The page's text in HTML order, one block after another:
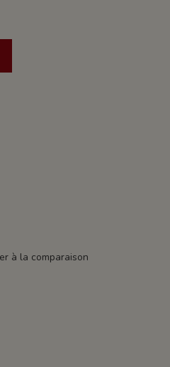
à la comparaison